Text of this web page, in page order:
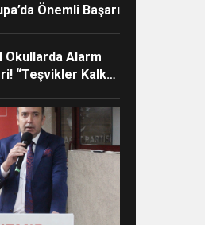
Önemli Başarı
Okullarda Alarm
“Teşvikler Kalktı,